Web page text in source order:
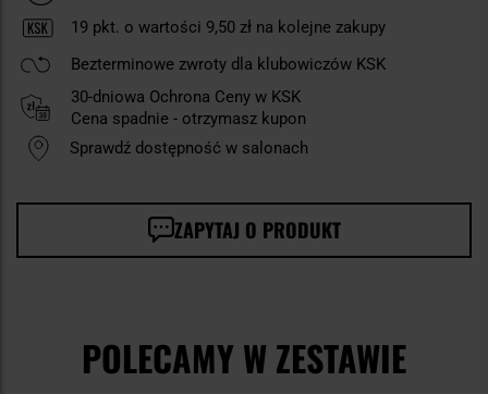
19 pkt. o wartości 9,50 zł na kolejne zakupy
Bezterminowe zwroty dla klubowiczów KSK
30-dniowa Ochrona Ceny w KSK
Cena spadnie - otrzymasz kupon
Sprawdź dostępność w salonach
ZAPYTAJ O PRODUKT
POLECAMY W ZESTAWIE